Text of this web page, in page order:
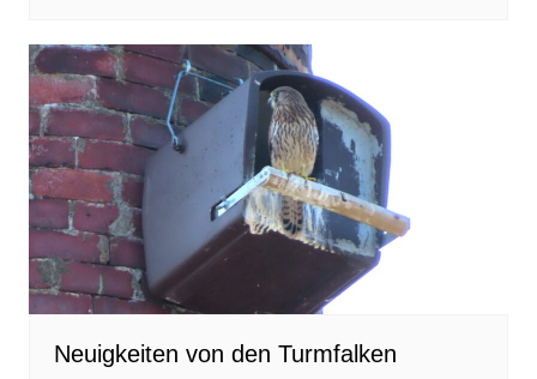
Neuigkeiten von den Turmfalken